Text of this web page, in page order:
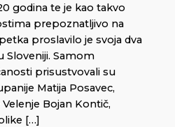
godina te je kao takvo
prepoznatljivo na
proslavilo je svoja dva
Sloveniji. Samom
prisustvovali su
Matija Posavec,
Bojan Kontič,
[…]